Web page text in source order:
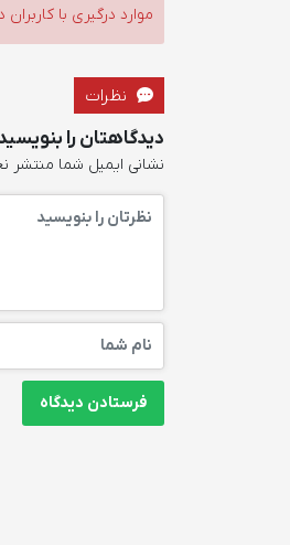
موارد درگیری با
نظرات
دیدگاهتان را
نشانی ایمیل شما منتشر